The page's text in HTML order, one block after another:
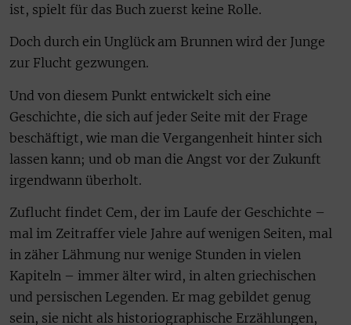
ist, spielt für das Buch zuerst keine Rolle.
Doch durch ein Unglück am Brunnen wird der Junge
zur Flucht gezwungen.
Und von diesem Punkt entwickelt sich eine
Geschichte, die sich auf jeder Seite mit der Frage
beschäftigt, wie man die Vergangenheit hinter sich
lassen kann; und ob man die Angst vor der Zukunft
irgendwann überholt.
Zuflucht findet Cem, der im Laufe der Geschichte –
mal im Zeitraffer viele Jahre auf wenigen Seiten, mal
in zäher Lähmung nur wenige Stunden in vielen
Kapiteln – immer älter wird, in alten griechischen
und persischen Legenden. Er mag gebildet genug
sein, sie nicht als historiographische Erzählungen,